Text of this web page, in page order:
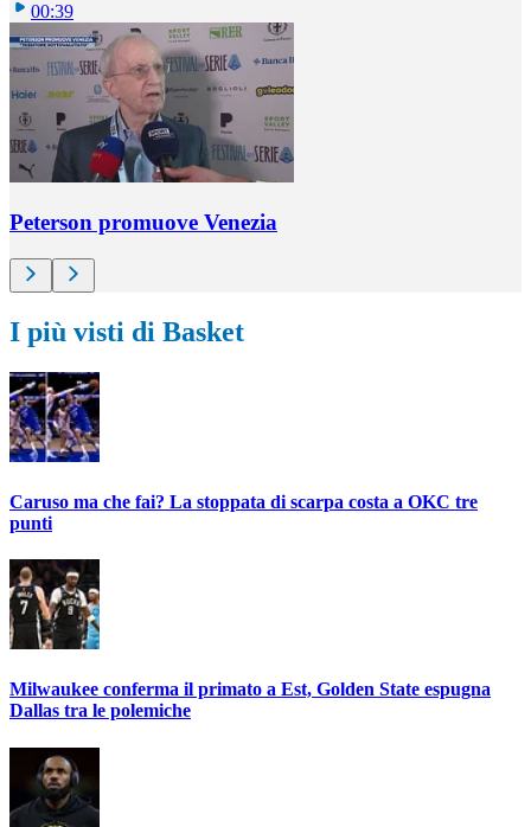
00:39
Peterson promuove Venezia
I più visti di Basket
Caruso ma che fai? La stoppata di scarpa costa a OKC tre
punti
Milwaukee conferma il primato a Est, Golden State espugna
Dallas tra le polemiche